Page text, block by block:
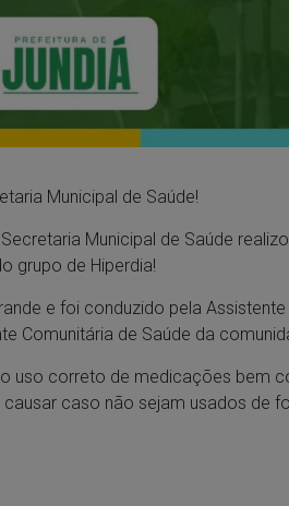
Municipal de Saúde!
Municipal de Saúde
grupo de Hiperdia!
e foi conduzido pela
Comunitária de Saúde da
uso correto de medicações bem
caso não sejam usados de